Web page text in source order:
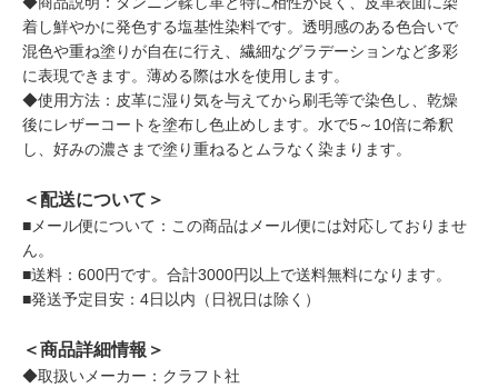
着し鮮やかに発色する塩基性染料です。透明感のある色合いで
混色や重ね塗りが自在に行え、繊細なグラデーションなど多彩
に表現できます。薄める際は水を使用します。
◆使用方法：皮革に湿り気を与えてから刷毛等で染色し、乾燥
後にレザーコートを塗布し色止めします。水で5～10倍に希釈
し、好みの濃さまで塗り重ねるとムラなく染まります。
＜配送について＞
■メール便について：この商品はメール便には対応しておりませ
ん。
■送料：600円です。合計3000円以上で送料無料になります。
■発送予定目安：4日以内（日祝日は除く）
＜商品詳細情報＞
◆取扱いメーカー：クラフト社